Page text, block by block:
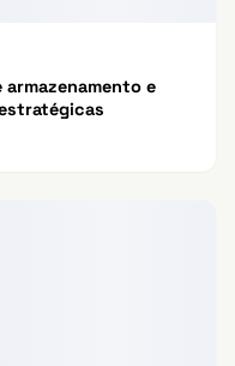
armazenamento e